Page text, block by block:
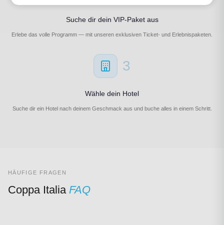
Suche dir dein VIP-Paket aus
Erlebe das volle Programm — mit unseren exklusiven Ticket- und Erlebnispaketen.
3
Wähle dein Hotel
Suche dir ein Hotel nach deinem Geschmack aus und buche alles in einem Schritt.
HÄUFIGE FRAGEN
Coppa Italia FAQ